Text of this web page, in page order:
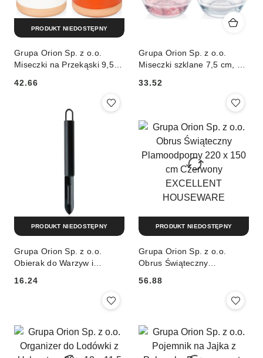
Grupa Orion Sp. z o.o.
Miseczki na Przekąski 9,5
szt EXCELLENT
Cena:
42.66
PRODUKT NIEDOSTĘPNY
Grupa Orion Sp. z o.o.
Miseczki szklane 7,5 cm, 80
Cena:
33.52
Grupa Orion Sp. z o.o.
Obierak do Warzyw i
Czarny EXCELLENT
Cena:
16.24
PRODUKT NIEDOSTĘPNY
Grupa Orion Sp. z o.o.
Obrus Świąteczny
cm Czerwony EXCELLENT
Cena:
56.88
PRODUKT NIEDOSTĘPNY